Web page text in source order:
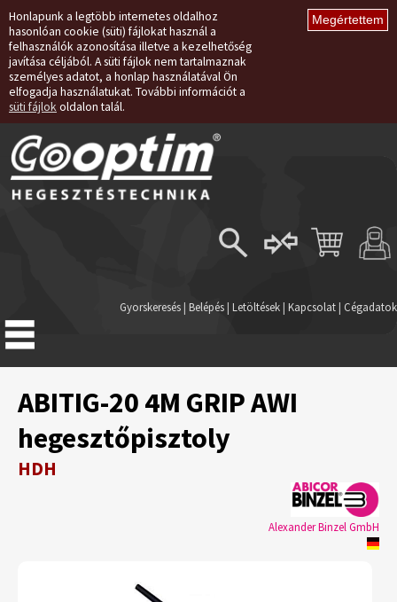
Honlapunk a legtöbb internetes oldalhoz
hasonlóan cookie (süti) fájlokat használ a
felhasználók azonosítása illetve a kezelhetőség
javítása céljából. A süti fájlok nem tartalmaznak
személyes adatot, a honlap használatával Ön
elfogadja használatukat. További információt a
süti fájlok oldalon talál.
Regisztráció
Gyorskeresés| Belépés | Letöltések | Kapcsolat | Cégadatok
ABITIG-20 4M GRIP AWI
hegesztőpisztoly
HDH
Alexander Binzel GmbH